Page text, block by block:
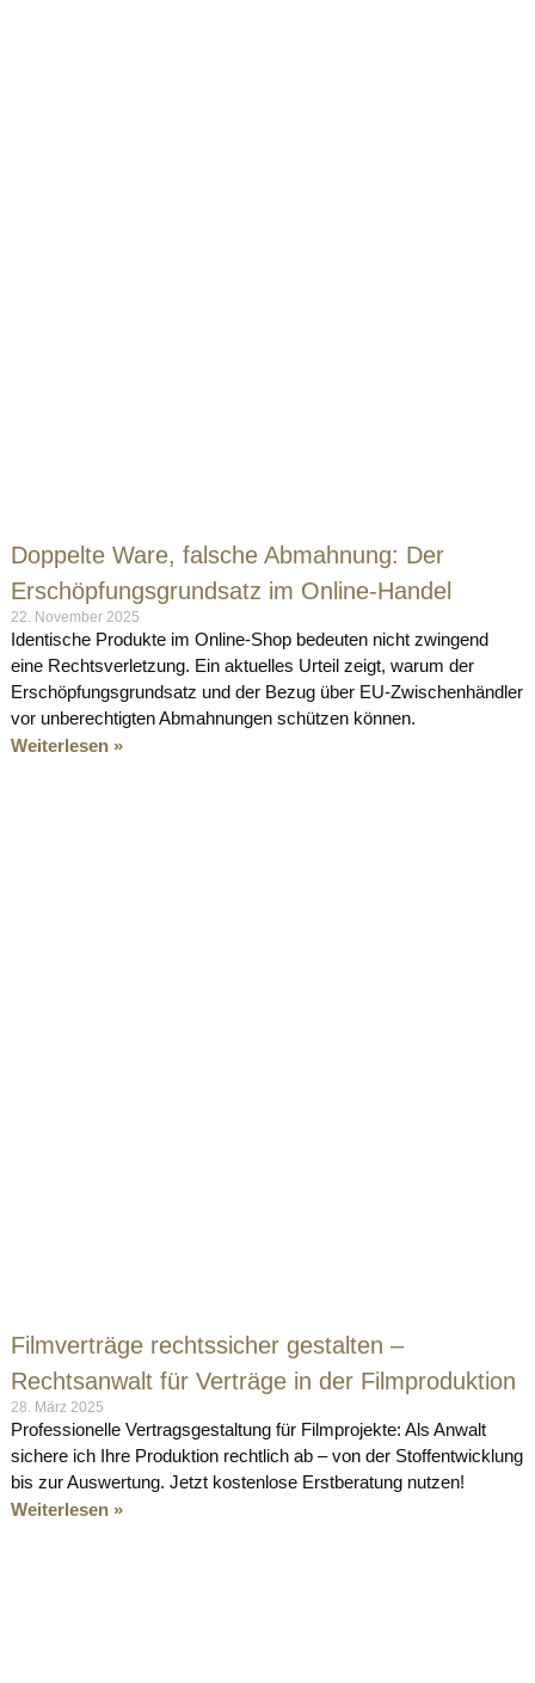
Doppelte Ware, falsche Abmahnung: Der
Erschöpfungsgrundsatz im Online-Handel
22. November 2025
Identische Produkte im Online-Shop bedeuten nicht zwingend
eine Rechtsverletzung. Ein aktuelles Urteil zeigt, warum der
Erschöpfungsgrundsatz und der Bezug über EU-Zwischenhändler
vor unberechtigten Abmahnungen schützen können.
Weiterlesen »
Filmverträge rechtssicher gestalten –
Rechtsanwalt für Verträge in der Filmproduktion
28. März 2025
Professionelle Vertragsgestaltung für Filmprojekte: Als Anwalt
sichere ich Ihre Produktion rechtlich ab – von der Stoffentwicklung
bis zur Auswertung. Jetzt kostenlose Erstberatung nutzen!
Weiterlesen »